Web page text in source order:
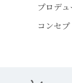
プロデ
コンセ